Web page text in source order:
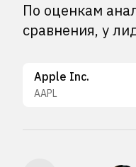
По оценкам
сравнения, у
Apple Inc.
AAPL